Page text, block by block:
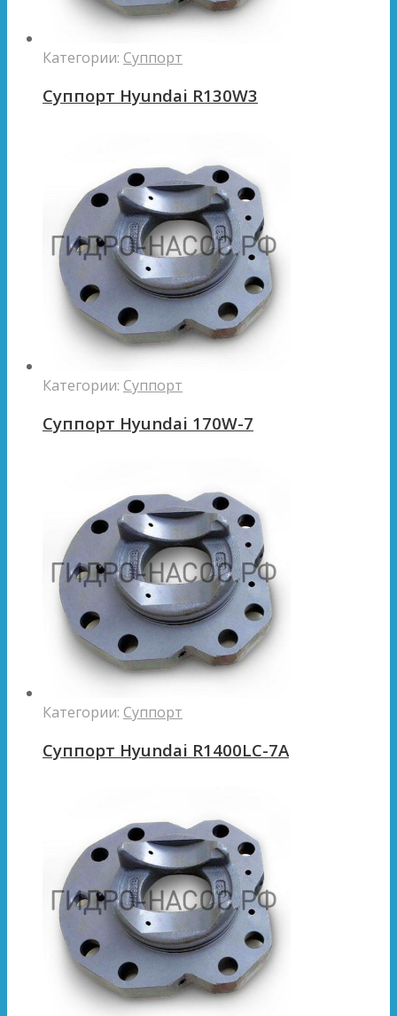
Категории: Суппорт
Суппорт Hyundai R130W3
Категории: Суппорт
Суппорт Hyundai 170W-7
Категории: Суппорт
Суппорт Hyundai R1400LC-7A